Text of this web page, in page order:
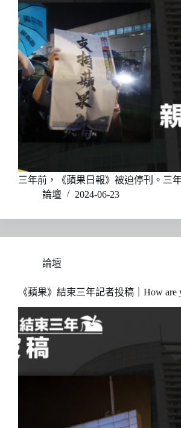
三年前，《蘋果日報》被迫停刊。三
論壇
2024-06-23
論壇
《蘋果》結束三年記者投稿｜How are